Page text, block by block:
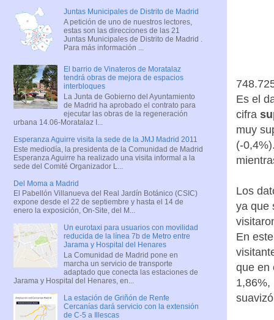
Es el
cifra
muy
(-
Los
ya que
En
que en
1,86%,
Juntas Municipales de Distrito de Madrid
A petición de uno de nuestros lectores,
estas son las direcciones de las 21
Juntas Municipales de Distrito de Madrid .
Para más información ...
El barrio de Vinateros de Moratalaz
tendrá obras de mejora de espacios
interbloques
La Junta de Gobierno del Ayuntamiento
de Madrid ha aprobado el contrato para
ejecutar las obras de la regeneración
urbana 14.06-Moratalaz I...
Esperanza Aguirre visita la sede de la JMJ Madrid 2011
Este mediodía, la presidenta de la Comunidad de Madrid
Esperanza Aguirre ha realizado una visita informal a la
sede del Comité Organizador L...
Del Moma a Madrid
El Pabellón Villanueva del Real Jardín Botánico (CSIC)
expone desde el 22 de septiembre y hasta el 14 de
enero la exposición, On-Site, del M...
Un eurotaxi para usuarios con movilidad
reducida de la línea 7b de Metro entre
Jarama y Hospital del Henares
La Comunidad de Madrid pone en
marcha un servicio de transporte
adaptado que conecta las estaciones de
Jarama y Hospital del Henares, en...
La estación de Griñón de Renfe
Cercanías dará servicio con la extensión
de C-5 a Illescas